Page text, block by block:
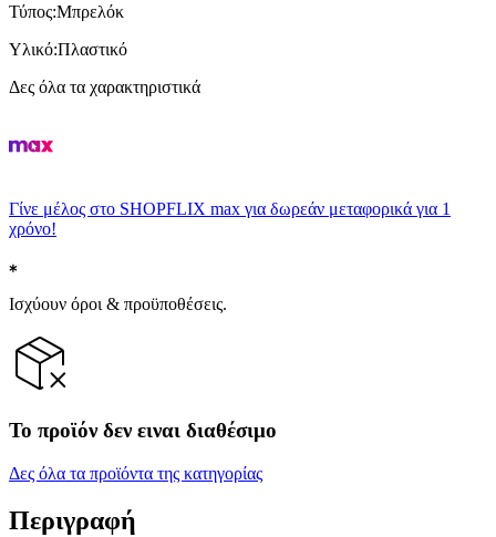
Τύπος:Μπρελόκ
Υλικό:Πλαστικό
Δες όλα τα χαρακτηριστικά
Γίνε μέλος στο SHOPFLIX max για δωρεάν μεταφορικά για 1
χρόνο!
Ισχύουν όροι & προϋποθέσεις.
Το προϊόν δεν ειναι διαθέσιμο
Δες όλα τα προϊόντα της κατηγορίας
Περιγραφή